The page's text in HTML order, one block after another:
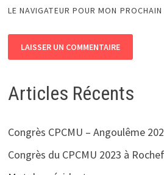
LE NAVIGATEUR POUR MON
Articles Récents
Congrès CPCMU – Angoulême
Congrès du CPCMU 2023 à